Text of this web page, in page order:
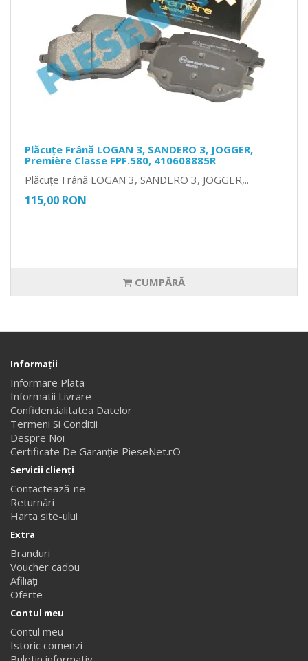
Plăcuțe Frână LOGAN 3, SANDERO 3, JOGGER,
Première Classe FPF.580, 410608885R
Plăcuțe Frână LOGAN 3, SANDERO 3, JOGGER,..
115,00 RON
CUMPĂRĂ
Informaţii
Informare Plata
Informatii Livrare
Confidentialitatea Datelor
Termeni Si Conditii
Despre Noi
Certificate De Garanție PieseNet.rO
Servicii clienţi
Contactează-ne
Returnări
Harta site-ului
Extra
Branduri
Voucher cadou
Afiliaţi
Oferte
Contul meu
Contul meu
Istoric comenzi